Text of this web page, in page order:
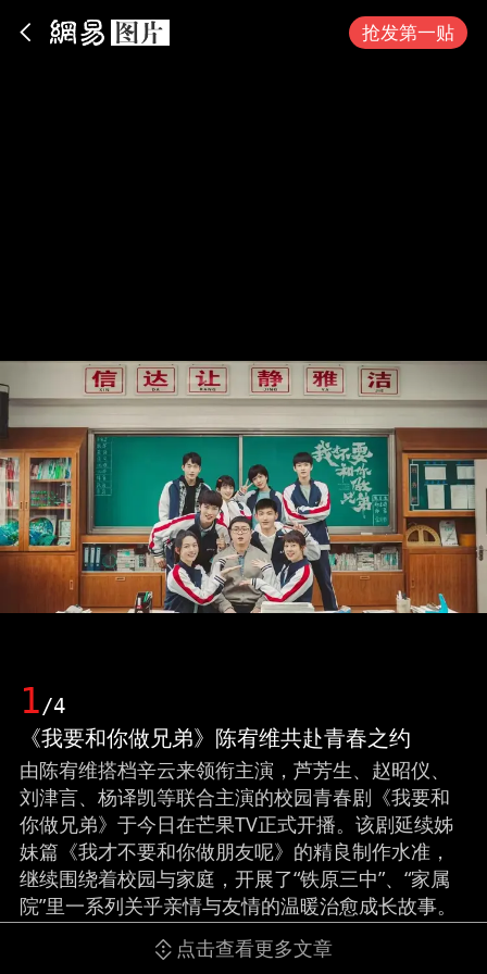
抢发第一贴
1/4
《我要和你做兄弟》陈宥维共赴青春之约
由陈宥维搭档辛云来领衔主演，芦芳生、赵昭仪、
刘津言、杨译凯等联合主演的校园青春剧《我要和
你做兄弟》于今日在芒果TV正式开播。该剧延续姊
妹篇《我才不要和你做朋友呢》的精良制作水准，
继续围绕着校园与家庭，开展了“铁原三中”、“家属
院”里一系列关乎亲情与友情的温暖治愈成长故事。
（来源：网易娱乐）
点击查看更多文章